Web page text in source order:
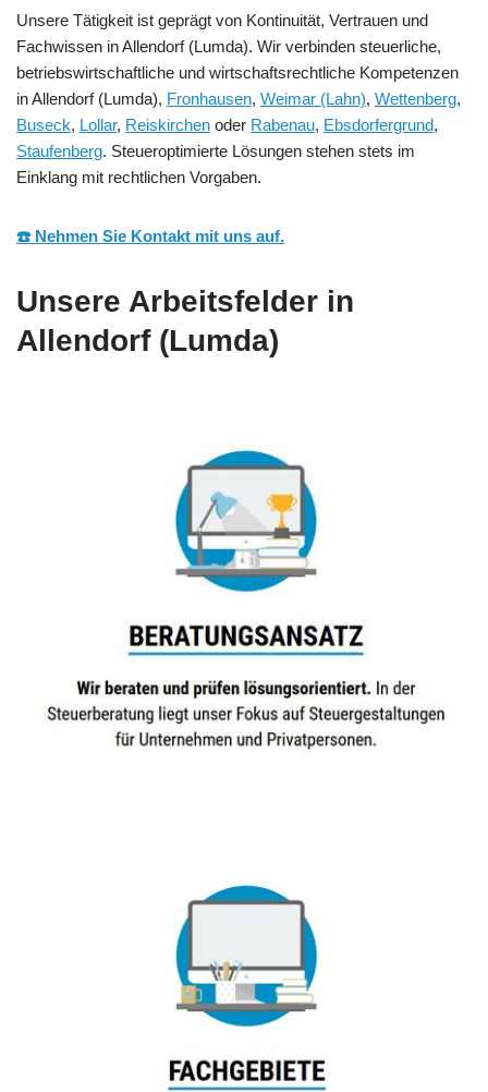
Unsere Tätigkeit ist geprägt von Kontinuität, Vertrauen und
Fachwissen in Allendorf (Lumda). Wir verbinden steuerliche,
betriebswirtschaftliche und wirtschaftsrechtliche Kompetenzen
in Allendorf (Lumda), Fronhausen, Weimar (Lahn), Wettenberg,
Buseck, Lollar, Reiskirchen oder Rabenau, Ebsdorfergrund,
Staufenberg. Steueroptimierte Lösungen stehen stets im
Einklang mit rechtlichen Vorgaben.
☎️ Nehmen Sie Kontakt mit uns auf.
Unsere Arbeitsfelder in
Allendorf (Lumda)